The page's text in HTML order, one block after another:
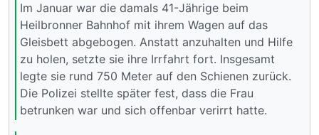
Im Januar war die damals 41-Jährige beim
Heilbronner Bahnhof mit ihrem Wagen auf das
Gleisbett abgebogen. Anstatt anzuhalten und Hilfe
zu holen, setzte sie ihre Irrfahrt fort. Insgesamt
legte sie rund 750 Meter auf den Schienen zurück.
Die Polizei stellte später fest, dass die Frau
betrunken war und sich offenbar verirrt hatte.